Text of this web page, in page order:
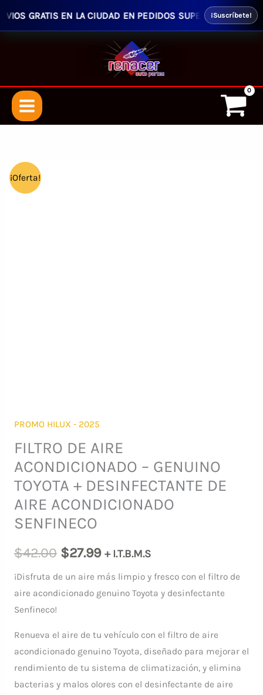
GRATIS EN LA CIUDAD EN PEDIDOS SUPERIORES $50.00
¡Suscríbete!
¡Oferta!
PROMO HILUX - 2025
FILTRO DE AIRE
ACONDICIONADO – GENUINO
TOYOTA + DESINFECTANTE DE
AIRE ACONDICIONADO
SENFINECO
$42.00 El
precio
original
era:
$42.00.
$27.99El
precio
actual
es:
$27.99.
+ I.T.B.M.S
¡Disfruta de un aire más limpio y fresco con el filtro de
aire acondicionado genuino Toyota y desinfectante
Senfineco!
Renueva el aire de tu vehículo con el filtro de aire
acondicionado genuino Toyota, diseñado para mejorar el
rendimiento de tu sistema de climatización, y elimina
bacterias y malos olores con el desinfectante de aire